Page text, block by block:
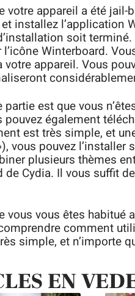
votre appareil a été
installez l’application
soit
l’icône Winterboard.
votre appareil. Vous
partie est que vous
pouvez également
est très simple, et
vous pouvez
plusieurs thèmes
de Cydia. Il vous suffit
vous vous êtes habitué
comment
simple, et n’importe
EN